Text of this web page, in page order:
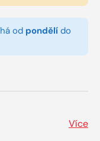
od pondělí do
Více